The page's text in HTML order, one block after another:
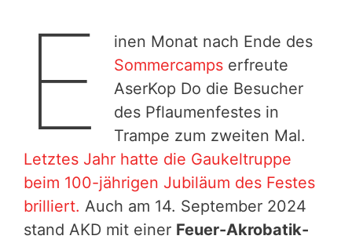
E
inen Monat nach Ende des
Sommercampserfreute
AserKop Do die Besucher
des Pflaumenfestes in
Trampe zum zweiten Mal.
Letztes Jahr hatte die Gaukeltruppe
beim 100-jährigen Jubiläum des Festes
brilliert. Auch am 14. September 2024
stand AKD mit einer Feuer-Akrobatik-